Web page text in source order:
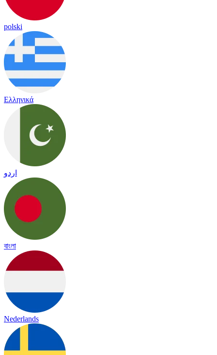
polski
Ελληνικά
اردو
বাংলা
Nederlands